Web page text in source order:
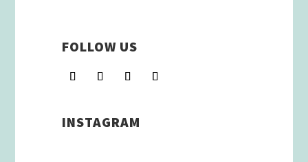
FOLLOW US
INSTAGRAM